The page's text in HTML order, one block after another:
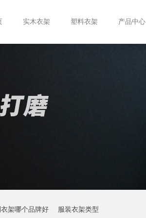
实木衣架 塑料衣架 产品中心
架哪个品牌好 服装衣架类型